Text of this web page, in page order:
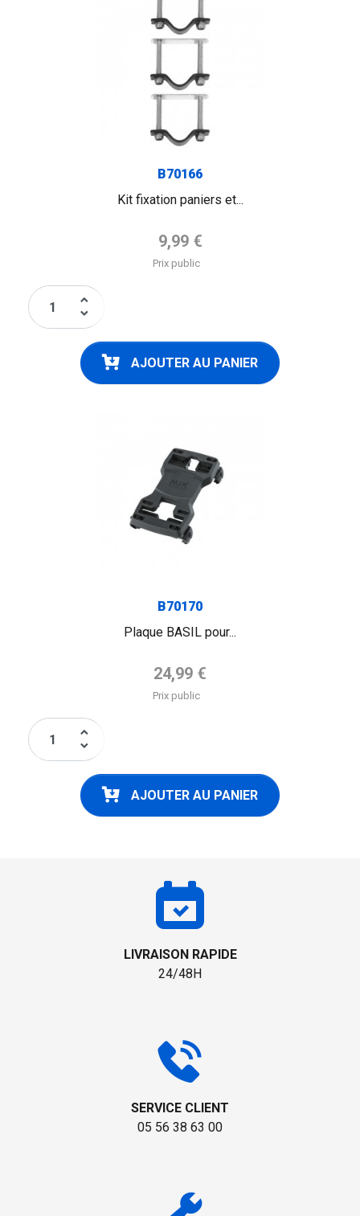
B70166
Kit fixation paniers et...
Prix de base
9,99 €
Prix public
keyboard_arrow_up
keyboard_arrow_down
AJOUTER AU PANIER
B70170
Plaque BASIL pour...
Prix de base
24,99 €
Prix public
keyboard_arrow_up
keyboard_arrow_down
AJOUTER AU PANIER
LIVRAISON RAPIDE
24/48H
SERVICE CLIENT
05 56 38 63 00